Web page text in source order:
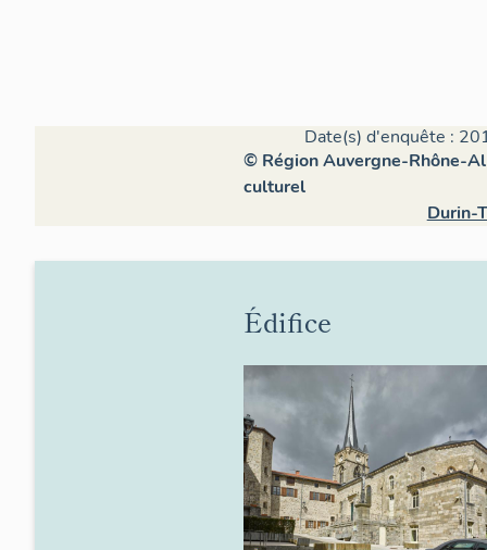
Date(s) d'enquête :
© Région Auvergne-Rhône-
culturel
Durin-
Édifice